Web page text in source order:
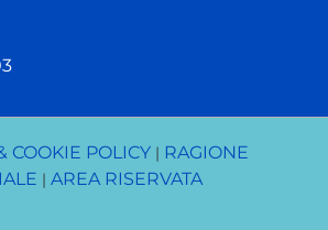
COOKIE POLICY | RAGIONE
| AREA RISERVATA